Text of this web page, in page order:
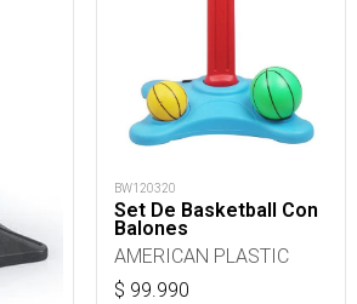
BW120320
Set De Basketball Con
Balones
AMERICAN PLASTIC
$ 99.990